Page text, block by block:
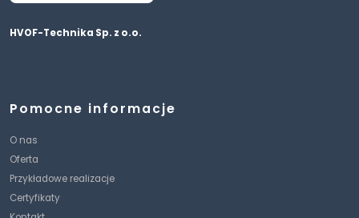
HVOF-Technika Sp. z o.o.
Pomocne informacje
O nas
Oferta
Przykładowe realizacje
Certyfikaty